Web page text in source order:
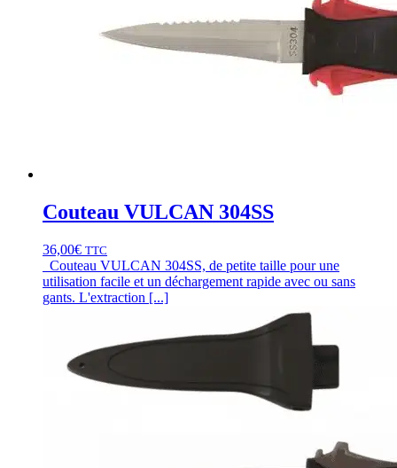
Couteau VULCAN 304SS
36,00€ TTC
Couteau VULCAN 304SS, de petite taille pour une
utilisation facile et un déchargement rapide avec ou sans
gants. L'extraction [...]